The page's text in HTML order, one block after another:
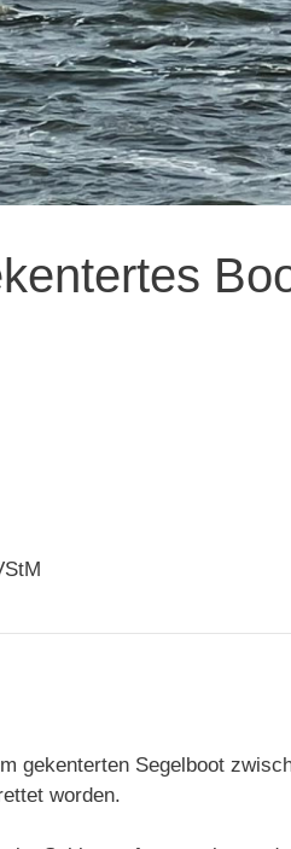
gekenterten Segelboot
worden.